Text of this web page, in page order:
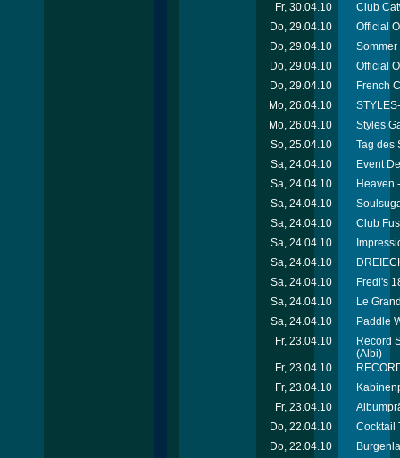
Fr, 30.04.10
Club
Do, 29.04.10
Official
Do, 29.04.10
Sommer
Do, 29.04.10
Official
Do, 29.04.10
French
Mo, 26.04.10
Mo, 26.04.10
Styles
So, 25.04.10
Tag des
Sa, 24.04.10
Event
Sa, 24.04.10
Heaven
Sa, 24.04.10
Sa, 24.04.10
Club
Sa, 24.04.10
Sa, 24.04.10
Sa, 24.04.10
Fredl's
Sa, 24.04.10
Le
Sa, 24.04.10
Paddle
Fr, 23.04.10
Record
(Albi)
Fr, 23.04.10
Fr, 23.04.10
Fr, 23.04.10
Do, 22.04.10
Cocktail
Do, 22.04.10